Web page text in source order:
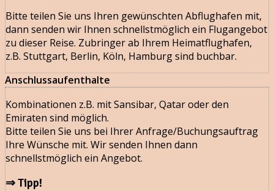
Bitte teilen Sie uns Ihren gewünschten Abflughafen mit,
dann senden wir Ihnen schnellstmöglich ein Flugangebot
zu dieser Reise. Zubringer ab Ihrem Heimatflughafen,
z.B. Stuttgart, Berlin, Köln, Hamburg sind buchbar.
Anschlussaufenthalte
Kombinationen z.B. mit Sansibar, Qatar oder den
Emiraten sind möglich.
Bitte teilen Sie uns bei Ihrer Anfrage/Buchungsauftrag
Ihre Wünsche mit. Wir senden Ihnen dann
schnellstmöglich ein Angebot.
⇒ Tipp!